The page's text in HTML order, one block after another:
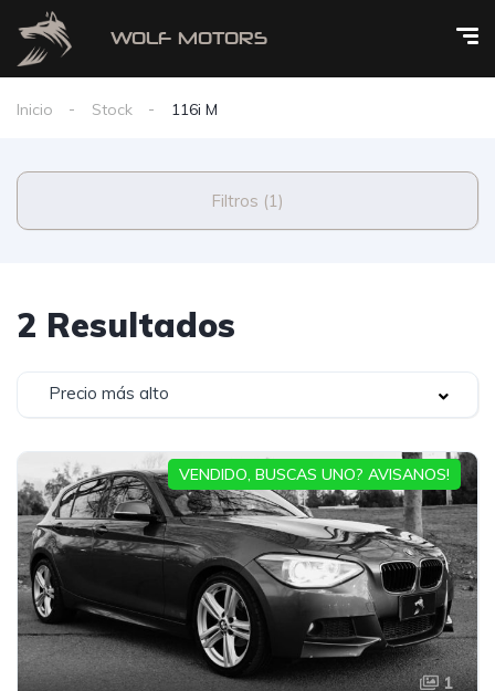
Inicio Stock 116i M
Filtros (1)
2 Resultados
Precio más alto
1
VENDIDO, BUSCAS UNO? AVISANOS!